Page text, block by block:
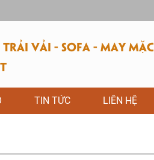
VẢI - SOFA - MAY MẶC
TIN TỨC LIÊN HỆ